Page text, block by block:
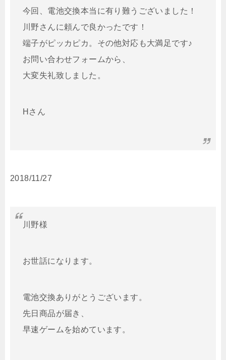
今回、電池交換本当に有り難うございました！
川野さんに頼んで良かったです！
端子がピッカピカ。その他対応も大満足です♪
お問い合わせフォームから、
大変失礼致しました。
Hさん
2018/11/27
川野様
お世話になります。
電池交換ありがとうございます。
先日商品が届き、
早速ゲームを始めています。